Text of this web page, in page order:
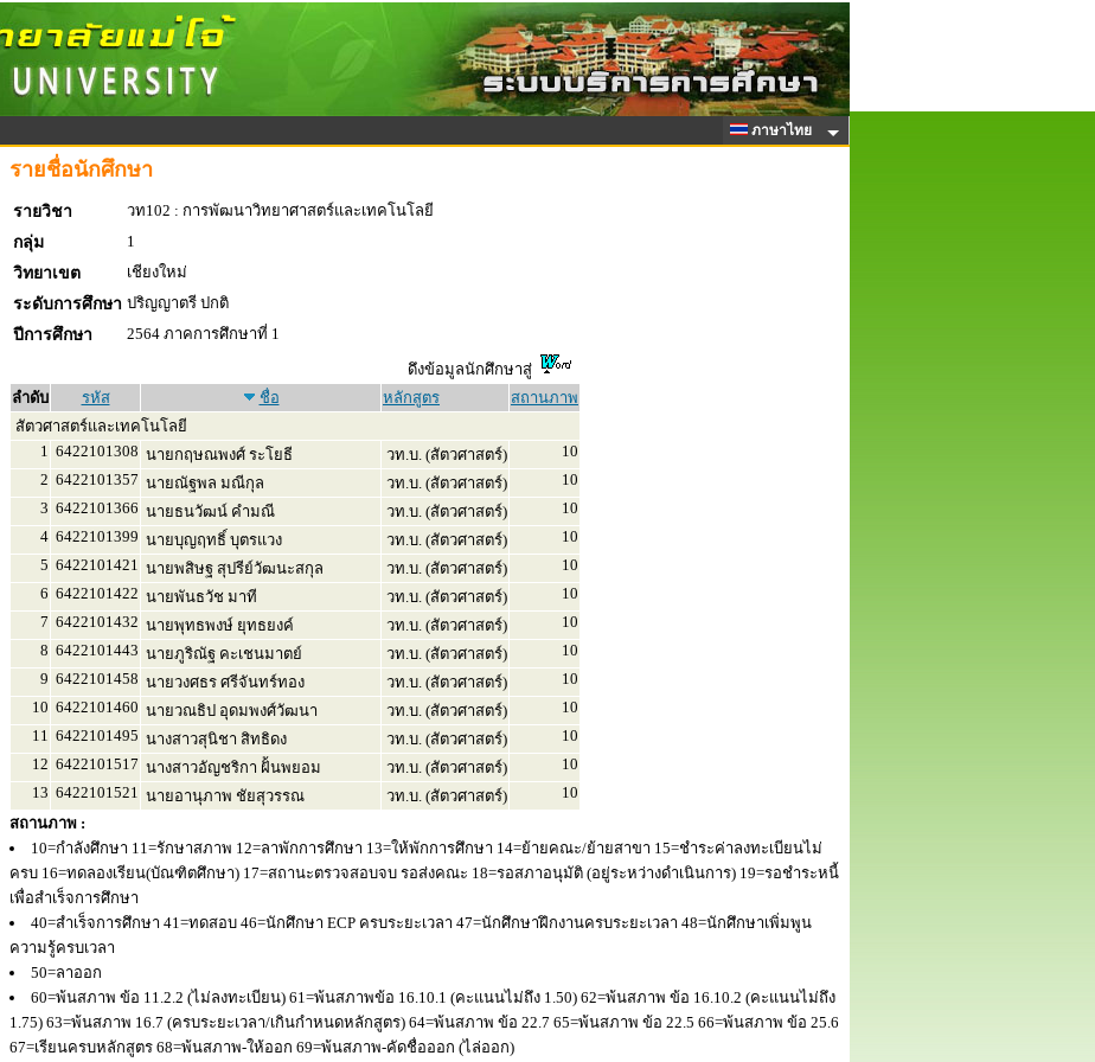
ภาษาไทย
รายชื่อนักศึกษา
รายวิชา
วท102 : การพัฒนาวิทยาศาสตร์และเทคโนโลยี
กลุ่ม
1
วิทยาเขต
เชียงใหม่
ระดับการศึกษา ปริญญาตรี ปกติ
ปีการศึกษา
2564 ภาคการศึกษาที่ 1
ดึงข้อมูลนักศึกษาสู่
ลำดับ
รหัส ชื่อ หลักสูตร
สถานภาพ
สัตวศาสตร์และเทคโนโลยี
1 6422101308 นายกฤษณพงศ์ ระโยธี วท.บ. (สัตวศาสตร์)
10
2 6422101357 นายณัฐพล มณีกุล วท.บ. (สัตวศาสตร์)
10
3 6422101366 นายธนวัฒน์ คำมณี วท.บ. (สัตวศาสตร์)
10
4 6422101399 นายบุญฤทธิ์ บุตรแวง วท.บ. (สัตวศาสตร์)
10
5 6422101421 นายพสิษฐ สุปรีย์วัฒนะสกุล วท.บ. (สัตวศาสตร์)
10
6 6422101422 นายพันธวัช มาที วท.บ. (สัตวศาสตร์)
10
7 6422101432 นายพุทธพงษ์ ยุทธยงค์ วท.บ. (สัตวศาสตร์)
10
8 6422101443 นายภูริณัฐ คะเชนมาตย์ วท.บ. (สัตวศาสตร์)
10
9 6422101458 นายวงศธร ศรีจันทร์ทอง วท.บ. (สัตวศาสตร์)
10
10 6422101460 นายวณธิป อุดมพงศ์วัฒนา วท.บ. (สัตวศาสตร์)
10
11 6422101495 นางสาวสุนิชา สิทธิดง วท.บ. (สัตวศาสตร์)
10
12 6422101517 นางสาวอัญชริกา ฝั้นพยอม วท.บ. (สัตวศาสตร์)
10
13 6422101521 นายอานุภาพ ชัยสุวรรณ วท.บ. (สัตวศาสตร์)
10
สถานภาพ :
10=กำลังศึกษา 11=รักษาสภาพ 12=ลาพักการศึกษา 13=ให้พักการศึกษา 14=ย้ายคณะ/ย้ายสาขา 15=ชำระค่าลงทะเบียนไม่
ครบ 16=ทดลองเรียน(บัณฑิตศึกษา) 17=สถานะตรวจสอบจบ รอส่งคณะ 18=รอสภาอนุมัติ (อยู่ระหว่างดำเนินการ) 19=รอชำระหนี้
เพื่อสำเร็จการศึกษา
40=สำเร็จการศึกษา 41=ทดสอบ 46=นักศึกษา ECP ครบระยะเวลา 47=นักศึกษาฝึกงานครบระยะเวลา 48=นักศึกษาเพิ่มพูน
ความรู้ครบเวลา
50=ลาออก
60=พ้นสภาพ ข้อ 11.2.2 (ไม่ลงทะเบียน) 61=พ้นสภาพข้อ 16.10.1 (คะแนนไม่ถึง 1.50) 62=พ้นสภาพ ข้อ 16.10.2 (คะแนนไม่ถึง
1.75) 63=พ้นสภาพ 16.7 (ครบระยะเวลา/เกินกำหนดหลักสูตร) 64=พ้นสภาพ ข้อ 22.7 65=พ้นสภาพ ข้อ 22.5 66=พ้นสภาพ ข้อ 25.6
67=เรียนครบหลักสูตร 68=พ้นสภาพ-ให้ออก 69=พ้นสภาพ-คัดชื่อออก (ไล่ออก)